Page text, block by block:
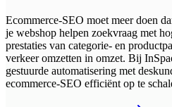
Ecommerce-SEO moet meer doen
je webshop helpen zoekvraag met
prestaties van categorie- en
verkeer omzetten in omzet. Bij
gestuurde automatisering met
ecommerce-SEO efficiënt op te